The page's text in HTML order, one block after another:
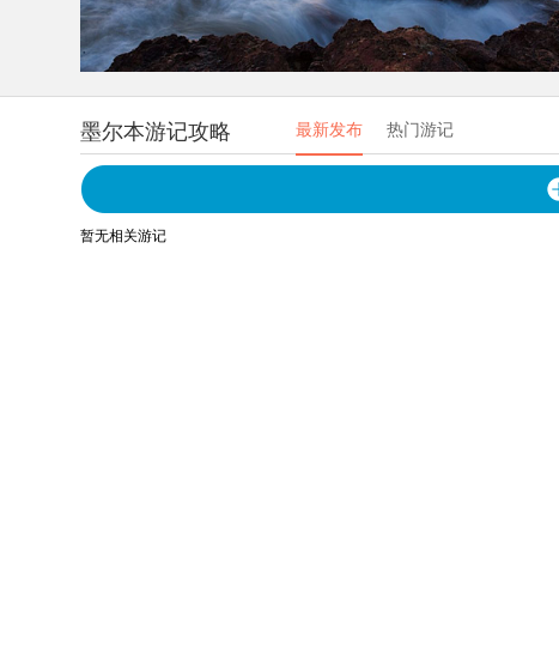
墨尔本游记攻略 最新发布 热门游记
暂无相关游记